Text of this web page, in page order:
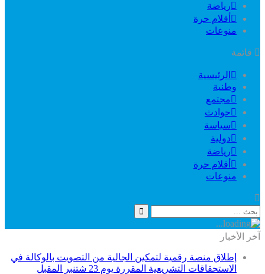
رياضة
أقلام حرة
منوعات
قائمة
الرئيسية
وطنية
مجتمع
حوادث
سياسة
دولية
رياضة
أقلام حرة
منوعات
آخر الأخبار
إطلاق منصة رقمية لتمكين الجالية من التصويت بالوكالة في
الاستحقاقات التشريعية المقررة يوم 23 شتنبر المقبل